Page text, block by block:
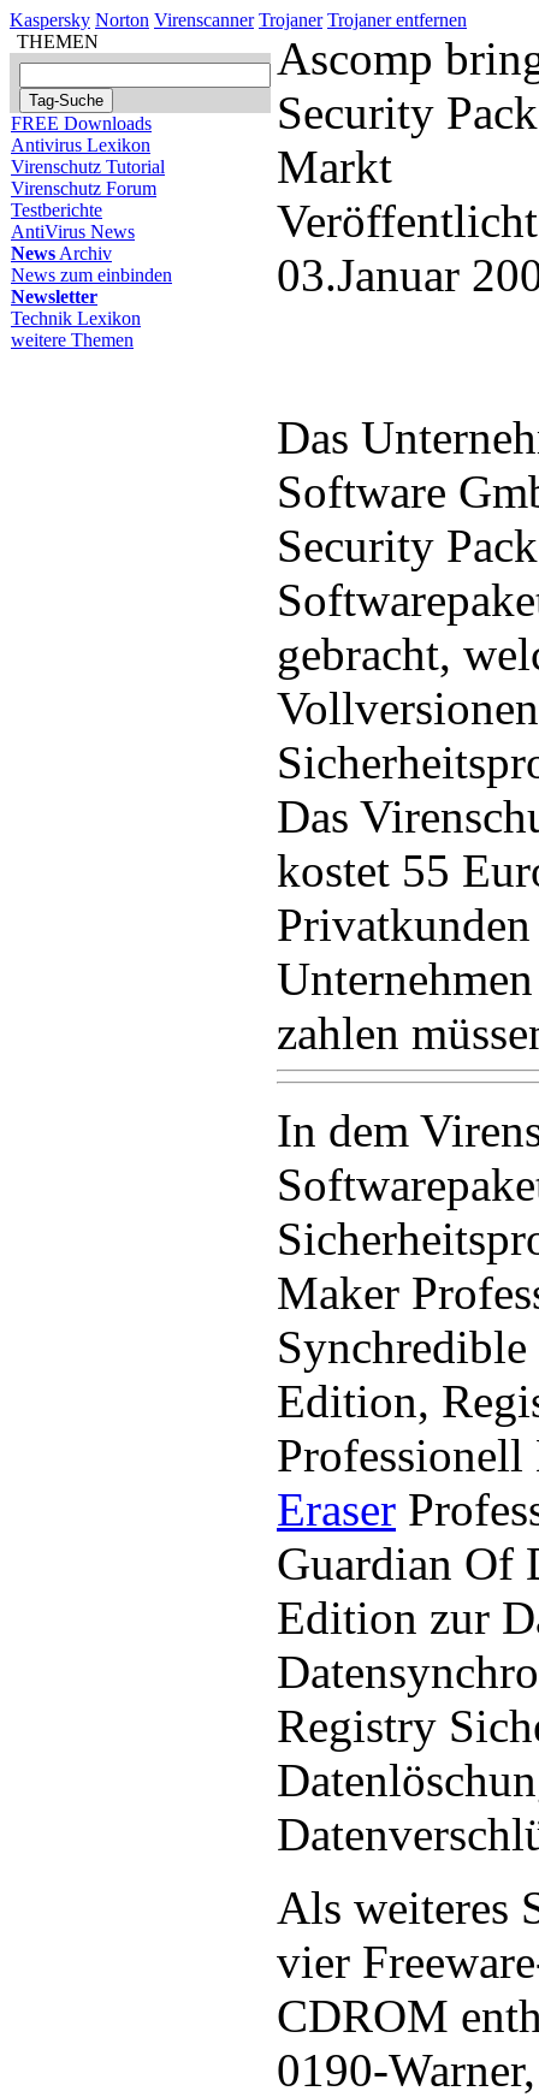
Kaspersky Norton Virenscanner Trojaner Trojaner entfernen
THEMEN
FREE Downloads
Antivirus Lexikon
Virenschutz Tutorial
Virenschutz Forum
Testberichte
AntiVirus News
News Archiv
News zum einbinden
Newsletter
Technik Lexikon
weitere Themen
Ascomp
Security
Markt
03.Januar
Das
Software
Security
gebracht,
Das
kostet 55
zahlen
In dem
Maker
Edition,
Eraser
Guardian Of
Edition zur
Registry
Als weiteres
vier
CDROM
0190-